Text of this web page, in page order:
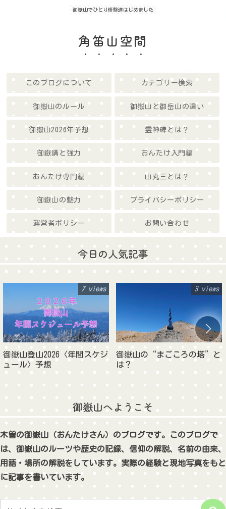
御嶽山でひとり修験道はじめました
角笛山空間
このブログについて カテゴリー検索
御嶽山のルール 御嶽山と御岳山の違い
御嶽山2026年予想 霊神碑とは？
御嶽講と強力 おんたけ入門編
おんたけ専門編 山丸三とは？
御嶽山の魅力 プライバシーポリシー
運営者ポリシー お問い合わせ
今日の人気記事
御嶽山登山2026〈年間スケジ
ュール〉予想
7 views
御嶽山の“まごころの塔”と
は？
3 views
御嶽山へようこそ
木曽の御嶽山（おんたけさん）のブログです。このブログで
は、御嶽山のルーツや歴史の記録、信仰の解説、名前の由来、
用語・場所の解説をしています。実際の経験と現地写真をもと
に記事を書いています。